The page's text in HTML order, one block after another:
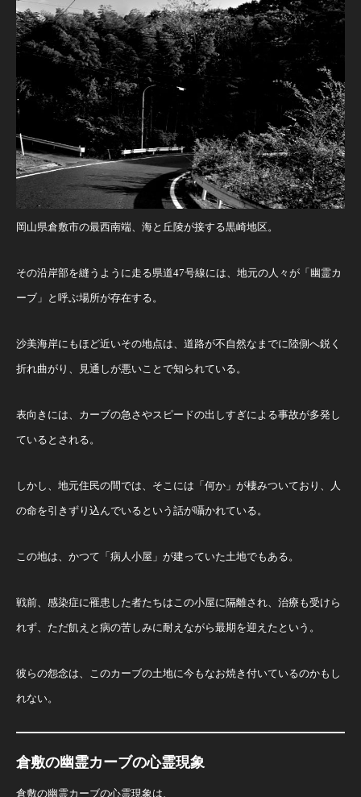
岡山県倉敷市の最西南端、海と丘陵が接する黒崎地区。
その沿岸部を縫うように走る県道47号線には、地元の人々が「幽霊カ
ーブ」と呼ぶ場所が存在する。
沙美海岸にもほど近いその地点は、道路が不自然なまでに陸側へ鋭く
折れ曲がり、見通しが悪いことで知られている。
表向きには、カーブの急さやスピードの出しすぎによる事故が多発し
ているとされる。
しかし、地元住民の間では、そこには「何か」が棲みついており、人
の命を引きずり込んでいるという話が囁かれている。
この地は、かつて「病人小屋」が建っていた土地でもある。
戦前、感染症に罹患した者たちはこの小屋に隔離され、治療も受けら
れず、ただ飢えと病の苦しみに耐えながら最期を迎えたという。
彼らの怨念は、このカーブの土地に今もなお焼き付いているのかもし
れない。
倉敷の幽霊カーブの心霊現象
倉敷の幽霊カーブの心霊現象は、